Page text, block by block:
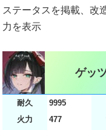
ステータスを掲載、改
力を表示
ゲッ
耐久 9995
火力
477